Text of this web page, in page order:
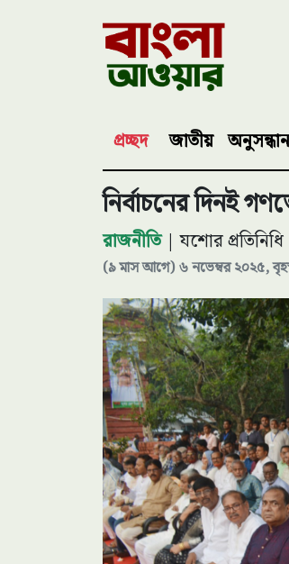
প্রচ্ছদ জাতীয় অনুসন্ধান
নির্বাচনের
রাজনীতি| যশোর প্রতিনিধি
(৯ মাস আগে) ৬ নভেম্বর ২০২৫,